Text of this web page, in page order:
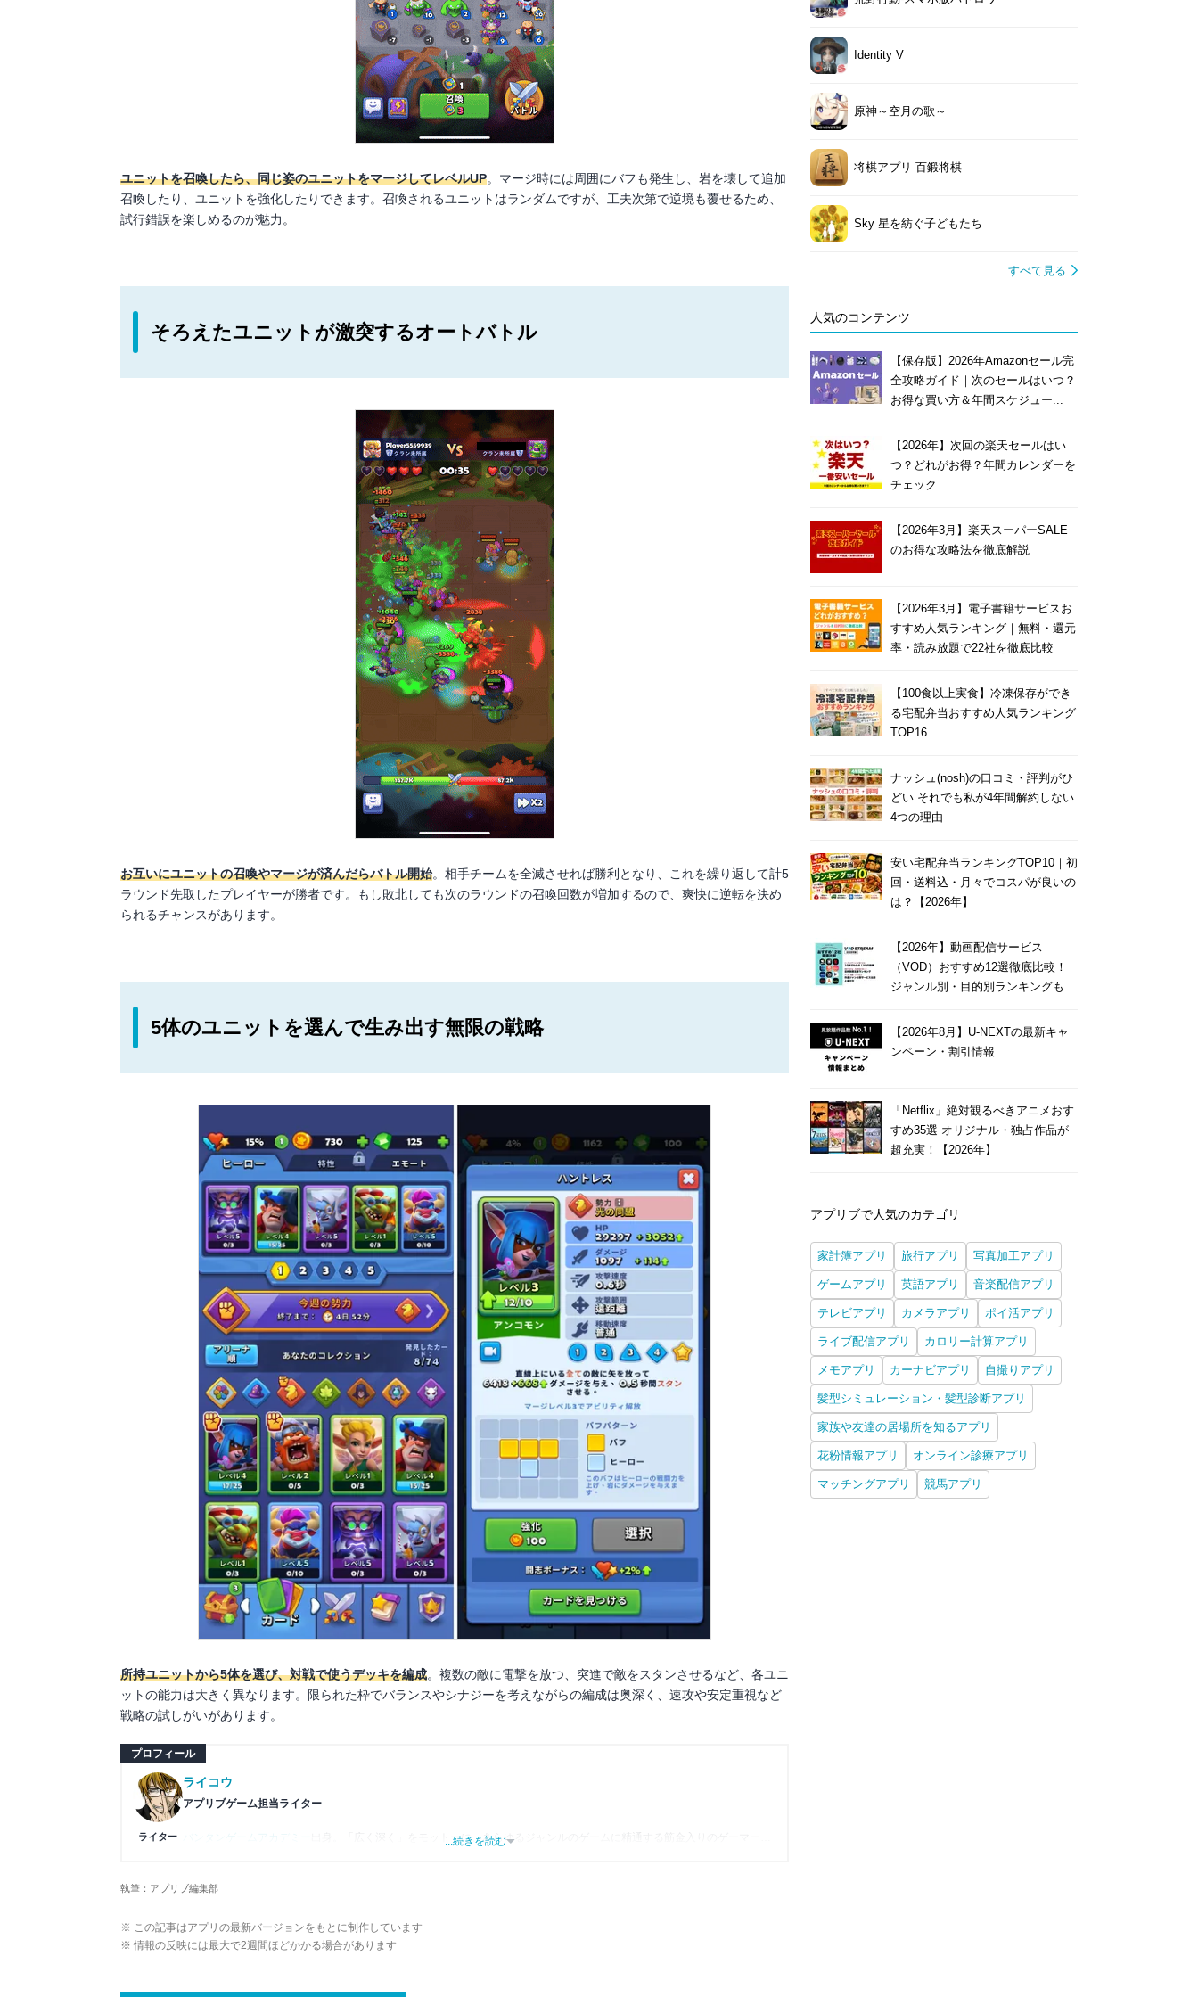
ユニットを召喚したら、同じ姿のユニットをマージしてレベルUP。マージ時には周囲にバフも発生し、岩を壊して追加
召喚したり、ユニットを強化したりできます。召喚されるユニットはランダムですが、工夫次第で逆境も覆せるため、
試行錯誤を楽しめるのが魅力。
そろえたユニットが激突するオートバトル
お互いにユニットの召喚やマージが済んだらバトル開始。相手チームを全滅させれば勝利となり、これを繰り返して計5
ラウンド先取したプレイヤーが勝者です。もし敗北しても次のラウンドの召喚回数が増加するので、爽快に逆転を決め
られるチャンスがあります。
5体のユニットを選んで生み出す無限の戦略
所持ユニットから5体を選び、対戦で使うデッキを編成。複数の敵に電撃を放つ、突進で敵をスタンさせるなど、各ユニ
ットの能力は大きく異なります。限られた枠でバランスやシナジーを考えながらの編成は奥深く、速攻や安定重視など
戦略の試しがいがあります。
プロフィール
ライター
ライコウ
アプリブゲーム担当ライター
出身。「広く深く」をモットーに、あらゆるジャンルのゲームに精通する筋金入りのゲーマー。
や専門知識の深さは業界内でも高く評価されている。現在は、アプリブでゲーム関連のコンテンツを豊富に執筆中。
...続きを読む
執筆：アプリブ編集部
※ この記事はアプリの最新バージョンをもとに制作しています
※ 情報の反映には最大で2週間ほどかかる場合があります
Identity V
原神～空月の歌～
将棋アプリ 百鍛将棋
Sky 星を紡ぐ子どもたち
すべて見る
人気のコンテンツ
【保存版】2026年Amazonセール完
全攻略ガイド｜次のセールはいつ？
お得な買い方＆年間スケジュー...
【2026年】次回の楽天セールはい
つ？どれがお得？年間カレンダーを
チェック
【2026年3月】楽天スーパーSALE
のお得な攻略法を徹底解説
【2026年3月】電子書籍サービスお
すすめ人気ランキング｜無料・還元
率・読み放題で22社を徹底比較
【100食以上実食】冷凍保存ができ
る宅配弁当おすすめ人気ランキング
TOP16
ナッシュ(nosh)の口コミ・評判がひ
どい それでも私が4年間解約しない
4つの理由
安い宅配弁当ランキングTOP10｜初
回・送料込・月々でコスパが良いの
は？【2026年】
【2026年】動画配信サービス
（VOD）おすすめ12選徹底比較！
ジャンル別・目的別ランキングも
【2026年8月】U-NEXTの最新キャ
ンペーン・割引情報
「Netflix」絶対観るべきアニメおす
すめ35選 オリジナル・独占作品が
超充実！【2026年】
アプリブで人気のカテゴリ
家計簿アプリ 旅行アプリ 写真加工アプリ
ゲームアプリ 英語アプリ 音楽配信アプリ
テレビアプリ カメラアプリ ポイ活アプリ
ライブ配信アプリ カロリー計算アプリ
メモアプリ カーナビアプリ 自撮りアプリ
髪型シミュレーション・髪型診断アプリ
家族や友達の居場所を知るアプリ
花粉情報アプリ オンライン診療アプリ
マッチングアプリ 競馬アプリ